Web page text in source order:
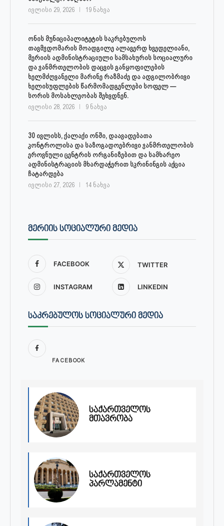
ივლისი 29, 2026 19 ნახვა
ონის მუნიციპალიტეტის საკრებულოს
თავმჯდომარის მოადგილე ალავერდ ხვედელიანი,
მერიის ადმინისტრაციული სამსახურის სოციალური
და ჯანმრთელობის დაცვის განყოფილების
ხელმძღვანელი მარინე რაზმაძე და ადგილობრივი
ხელისუფლების წარმომადგენლები სოფელ —
სორის მოსახლეობას შეხვდნენ.
ივლისი 28, 2026 9 ნახვა
30 ივლისს, ქალაქი ონში, დაავადებათა
კონტროლისა და საზოგადოებრივი ჯანმრთელობის
ეროვნული ცენტრის ორგანიზებით და სამხარეო
ადმინისტრაციის მხარდაჭერით სკრინინგის აქცია
ჩატარდება
ივლისი 27, 2026 14 ნახვა
ᲛᲔᲠᲘᲘᲡ ᲡᲝᲪᲘᲐᲚᲣᲠᲘ ᲛᲔᲓᲘᲐ
FACEBOOK TWITTER
INSTAGRAM LINKEDIN
ᲡᲐᲙᲠᲔᲑᲣᲚᲝᲡ ᲡᲝᲪᲘᲐᲚᲣᲠᲘ ᲛᲔᲓᲘᲐ
FACEBOOK
საქართველოს
მთავრობა
საქართველოს
პარლამენტი